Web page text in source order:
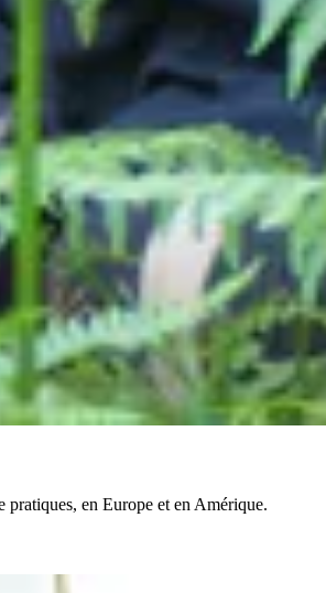
pratiques, en Europe et en Amérique.